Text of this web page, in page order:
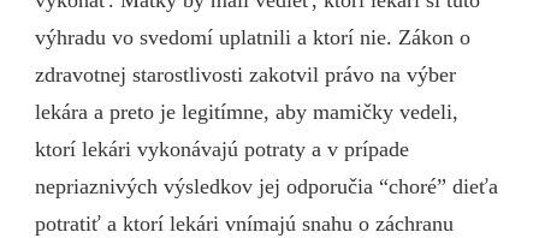
výhradu vo svedomí uplatnili a ktorí nie. Zákon o
zdravotnej starostlivosti zakotvil právo na výber
lekára a preto je legitímne, aby mamičky vedeli,
ktorí lekári vykonávajú potraty a v prípade
nepriaznivých výsledkov jej odporučia “choré” dieťa
potratiť a ktorí lekári vnímajú snahu o záchranu